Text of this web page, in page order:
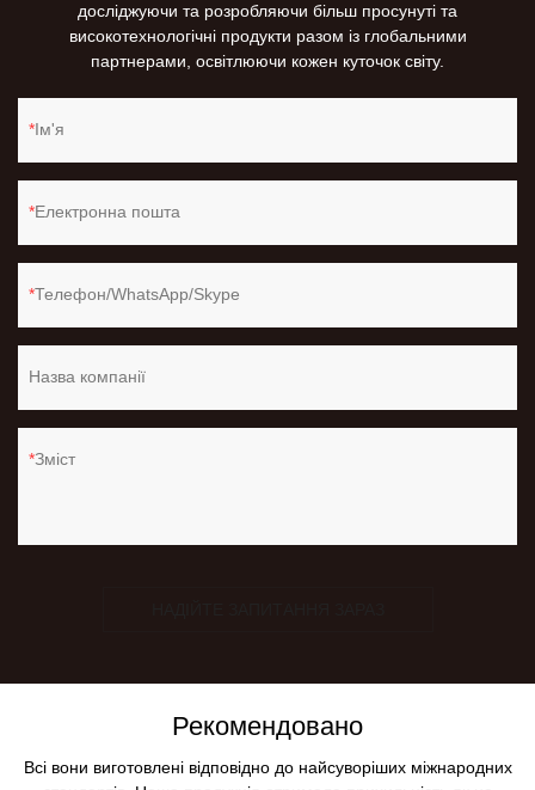
досліджуючи та розробляючи більш просунуті та
високотехнологічні продукти разом із глобальними
партнерами, освітлюючи кожен куточок світу.
Ім'я
Електронна пошта
Телефон/WhatsApp/Skype
Назва компанії
Зміст
Рекомендовано
Всі вони виготовлені відповідно до найсуворіших міжнародних